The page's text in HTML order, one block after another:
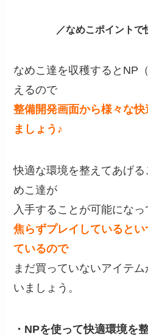
／なめこポイントで
なめこ達を収穫するとNP
えるので
整備開発画面から様々な
ましょう♪
快適な環境を整えてあげ
めこ達が
入手することが可能になっ
焦らずプレイしていると
ているので
まだ買っていないアイテ
いましょう。
・NPを使って快適環境を